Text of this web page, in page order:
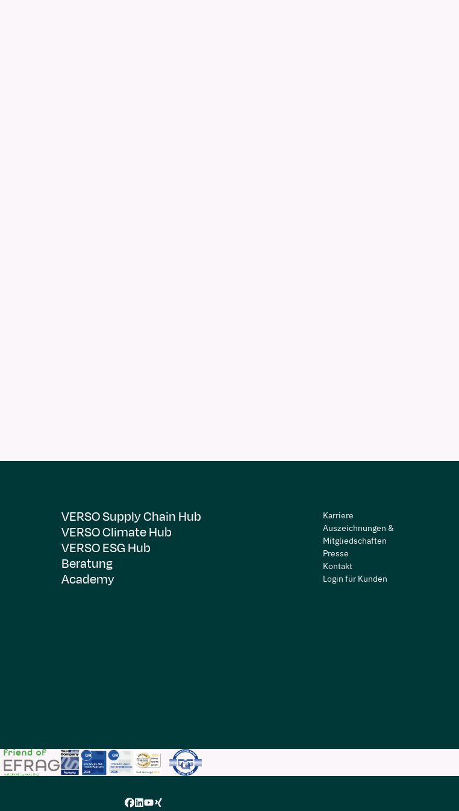
VERSO Supply Chain Hub
VERSO Climate Hub
VERSO ESG Hub
Beratung
Academy
Karriere
Auszeichnungen &
Mitgliedschaften
Presse
Kontakt
Login für Kunden